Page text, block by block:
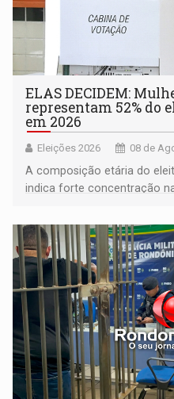
ELAS DECIDEM:
representam 52% do
em 2026
Eleições 2026 08 de
A composição etária do
indica forte concentração